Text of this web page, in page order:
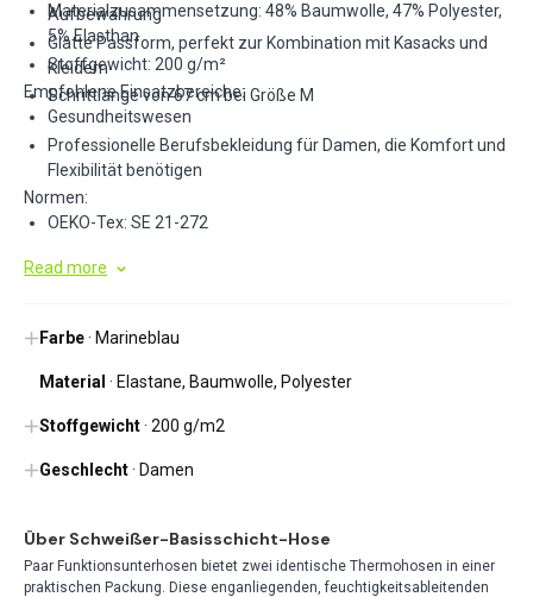
Aufbewahrung
Glatte Passform, perfekt zur Kombination mit Kasacks und
Kleidern
Schrittlänge von 67 cm bei Größe M
Materialzusammensetzung: 48% Baumwolle, 47% Polyester,
5% Elasthan
Stoffgewicht: 200 g/m²
Empfohlene Einsatzbereiche:
Gesundheitswesen
Professionelle Berufsbekleidung für Damen, die Komfort und
Flexibilität benötigen
Normen:
OEKO-Tex: SE 21-272
Read more
Farbe· Marineblau
Material · Elastane, Baumwolle, Polyester
Stoffgewicht· 200 g/m2
Geschlecht· Damen
Über Schweißer-Basisschicht-Hose
Paar Funktionsunterhosen bietet zwei identische Thermohosen in einer
praktischen Packung. Diese enganliegenden, feuchtigkeitsableitenden